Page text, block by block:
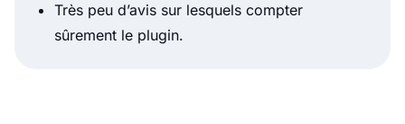
Très peu d’avis sur lesquels compter
sûrement le plugin.